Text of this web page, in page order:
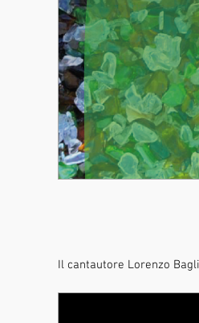
Il cantautore Lorenzo